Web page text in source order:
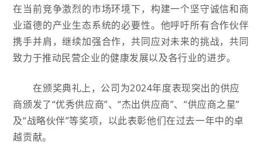
在当前竞争激烈的市场环境下，构建一个坚守诚信和商
业道德的产业生态系统的必要性。他呼吁所有合作伙伴
携手并肩，继续加强合作，共同应对未来的挑战，共同
致力于推动民营企业的健康发展以及各行业的进步。
在颁奖典礼上，公司为2024年度表现突出的供应
商颁发了“优秀供应商”、“杰出供应商”、“供应商之星”
及“战略伙伴”等奖项，以此表彰他们在过去一年中的卓
越贡献。